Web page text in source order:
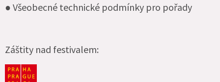
● Všeobecné technické podmínky pro pořady
Záštity nad festivalem: